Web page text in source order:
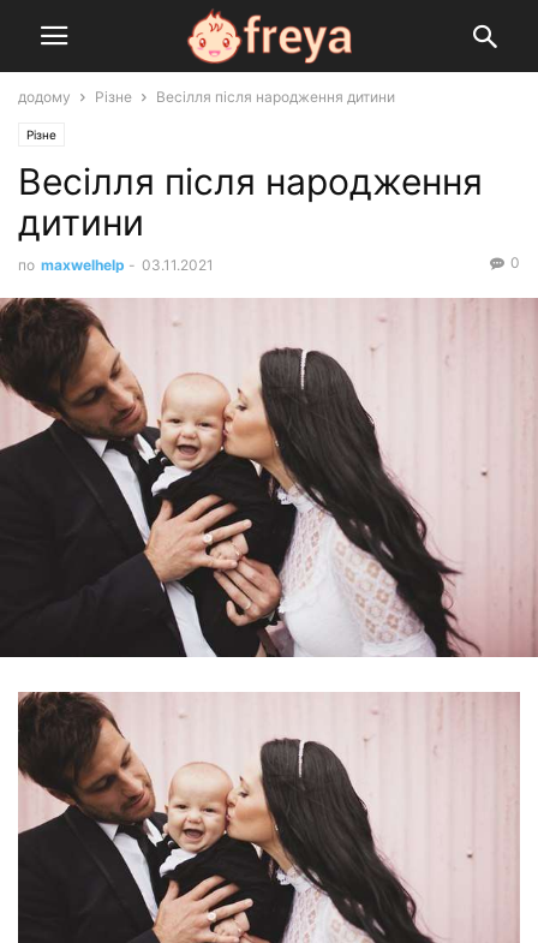
додому Різне Весілля після народження дитини
Різне
Весілля після народження
дитини
по maxwelhelp - 03.11.2021 0